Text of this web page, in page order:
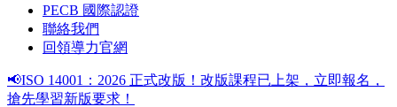
PECB 國際認證
聯絡我們
回領導力官網
📢ISO 14001：2026 正式改版！改版課程已上架，立即報名，
搶先學習新版要求！